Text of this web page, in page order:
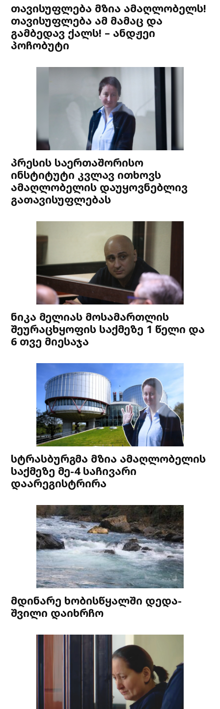
თავისუფლება მზია ამაღლობელს!
თავისუფლება ამ მამაც და
გამბედავ ქალს! – ანდჟეი
პოჩობუტი
პრესის საერთაშორისო
ინსტიტუტი კვლავ ითხოვს
ამაღლობელის დაუყოვნებლივ
გათავისუფლებას
ნიკა მელიას მოსამართლის
შეურაცხყოფის საქმეზე 1 წელი და
6 თვე მიესაჯა
სტრასბურგმა მზია ამაღლობელის
საქმეზე მე-4 საჩივარი
დაარეგისტრირა
მდინარე ხობისწყალში დედა-
შვილი დაიხრჩო